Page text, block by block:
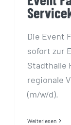
Die Event
sofort zur
Stadthalle
regionale
(m/w/d).
Weiterlesen